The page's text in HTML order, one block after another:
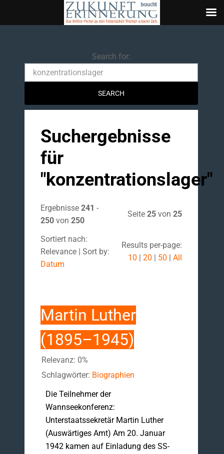
Search for:Search
Suchergebnisse
für
"konzentrationslager"
Ergebnisse 241 -
250von 250
Seite 25von 25
Sortiert nach:
Relevance | Sort by:
Datum
Results per-page:
10 | 20 | 50 | All
Martin Luther
(1895–1945)
Relevanz: 0%
Schlagwörter: Biographien
Die Teilnehmer der
Wannseekonferenz:
Unterstaatssekretär Martin Luther
(Auswärtiges Amt) Am 20. Januar
1942 kamen auf Einladung des SS-